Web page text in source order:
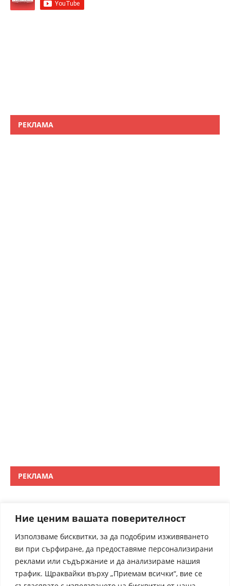
Ние ценим вашата поверителност
Използваме бисквитки, за да подобрим изживяването
ви при сърфиране, да предоставяме персонализирани
реклами или съдържание и да анализираме нашия
трафик. Щраквайки върху „Приемам всички“, вие се
РЕКЛАМА
РЕКЛАМА